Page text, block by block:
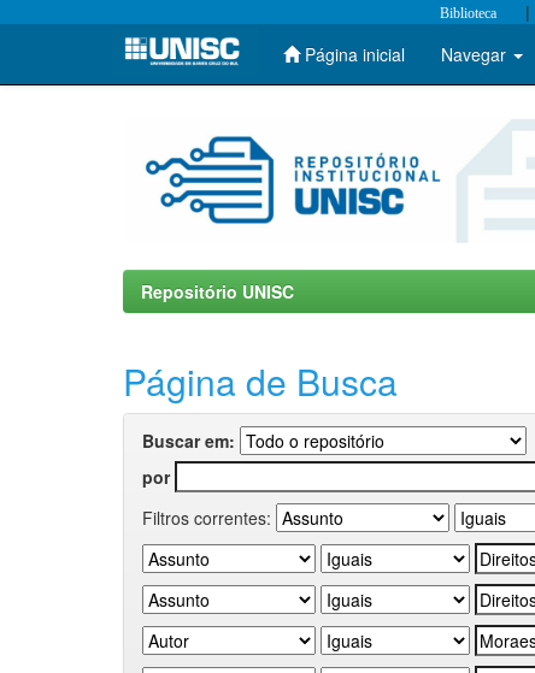
Skip
Biblioteca |
Página inicial Navegar
Repositório UNISC
Página de Busca
Buscar em:
por
Filtros correntes: